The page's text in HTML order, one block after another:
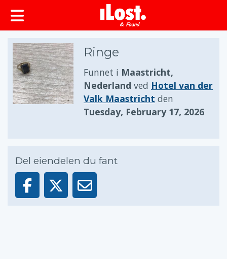
Ringe
Funnet i Maastricht,
Nederland ved Hotel van der
Valk Maastricht den
Tuesday, February 17, 2026
Del eiendelen du fant